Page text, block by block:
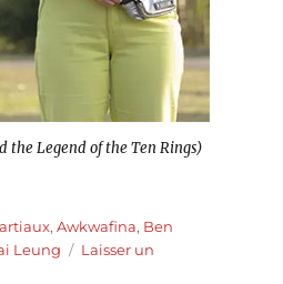
the Legend of the Ten Rings)
,Awkwafina, Ben
Leung
Laisser un